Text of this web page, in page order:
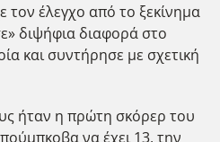
τον έλεγχο από το ξεκίνημα
διψήφια διαφορά στο
και συντήρησε με σχετική
ήταν η πρώτη σκόρερ του
να έχει 13, την